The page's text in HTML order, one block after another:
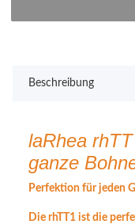
Beschreibung
laRhea
ganze
Perfektion für jeden
Die rhTT1 ist die